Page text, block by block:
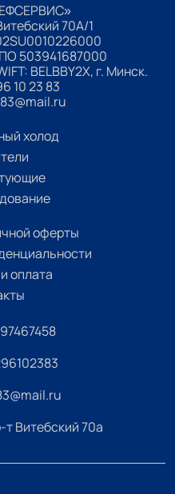
70А/1
503941687000
BELBBY2X, г. Минск.
10 23 83
холод
оферты
оплата
т Витебский 70а